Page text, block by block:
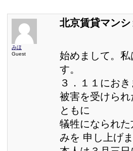
みほ
Guest
北京賃貸マンシ
始めまして。
す。
３．１１にお
被害を受けら
ともに
犠牲になられ
みを 申し上げま